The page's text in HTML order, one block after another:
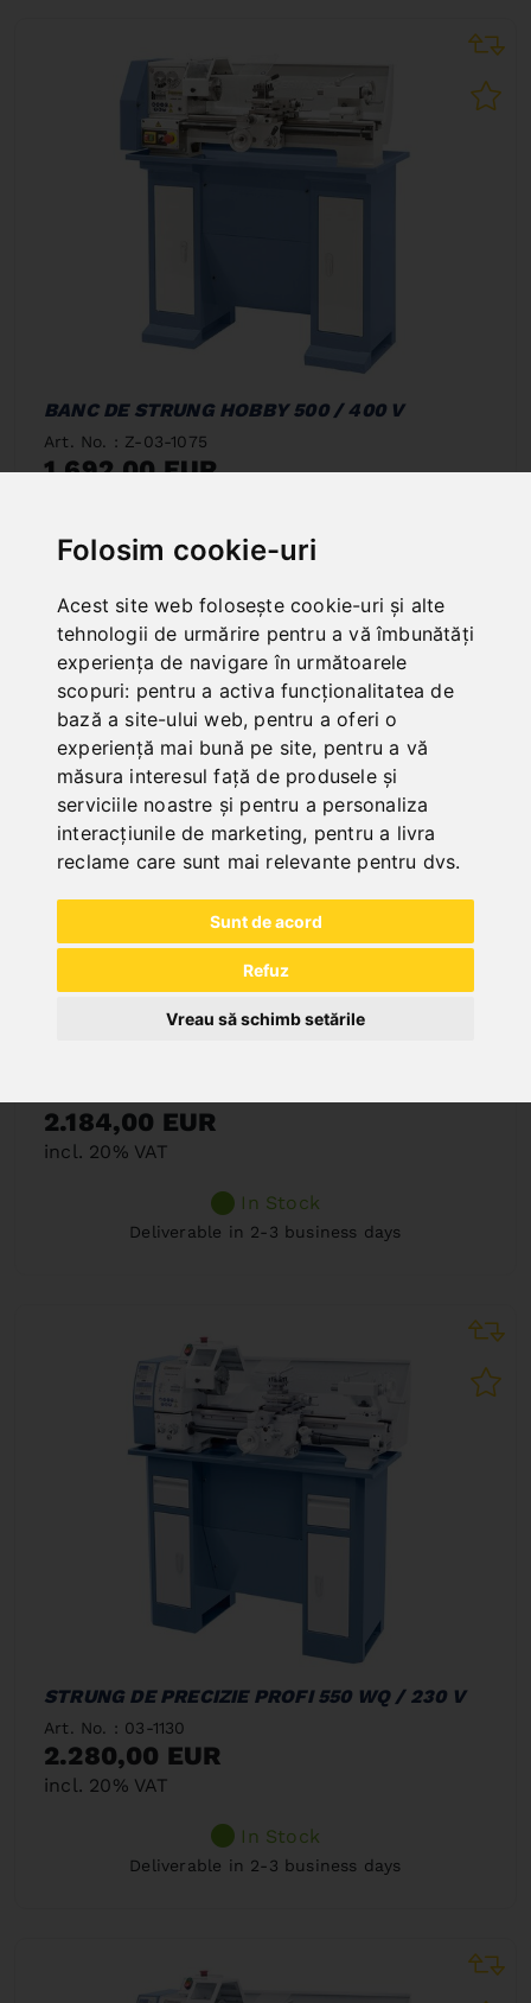
Folosim cookie-uri
Acest site web folosește cookie-uri și alte
tehnologii de urmărire pentru a vă îmbunătăți
experiența de navigare în următoarele
scopuri: pentru a activa funcționalitatea de
bază a site-ului web, pentru a oferi o
experiență mai bună pe site, pentru a vă
măsura interesul față de produsele și
serviciile noastre și pentru a personaliza
interacțiunile de marketing, pentru a livra
reclame care sunt mai relevante pentru dvs.
Sunt de acord
Refuz
Vreau să schimb setările
BANC DE STRUNG HOBBY 500 / 400 V
Art. No. : Z-03-1075
1.692,00 EUR
In Stock
2.184,00 EUR
incl. 20% VAT
In Stock
Deliverable in 2-3 business days
STRUNG DE PRECIZIE PROFI 550 WQ / 230 V
Art. No. : 03-1130
2.280,00 EUR
incl. 20% VAT
In Stock
Deliverable in 2-3 business days